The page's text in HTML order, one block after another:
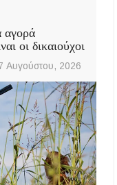
αγορά
οι δικαιούχοι
Αυγούστου, 2026